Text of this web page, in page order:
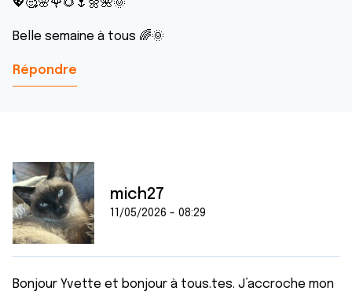
💖🥰🌸🌹🌻🌷🌼🌺🌞
Belle semaine à tous 🌈🌞
Répondre
mich27
11/05/2026 - 08:29
Bonjour Yvette et bonjour à tous.tes. J’accroche mon